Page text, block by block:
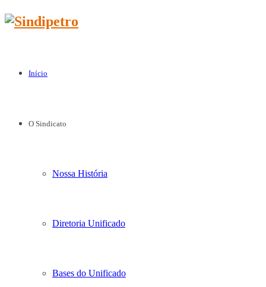
Início
O Sindicato
Nossa História
Diretoria Unificado
Bases do Unificado